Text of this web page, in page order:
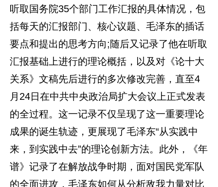
听取国务院35个部门工作汇报的具体情况，包
括每天的汇报部门、核心议题、毛泽东的插话
要点和提出的思考方向;随后又记录了他在听取
汇报基础上进行的理论概括，以及对《论十大
关系》文稿先后进行的多次修改完善，直至4
月24日在中共中央政治局扩大会议上正式发表
的全过程。这一记录不仅呈现了这一重要理论
成果的诞生轨迹，更展现了毛泽东“从实践中
来，到实践中去”的理论创新方法。此外，《年
谱》记录了在解放战争时期，面对国民党军队
的全面进攻，毛泽东如何从分析敌我力量对比